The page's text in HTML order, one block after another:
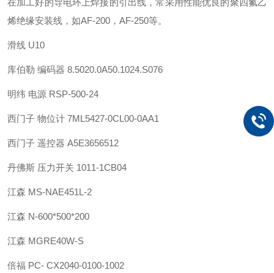
在加工好的导电环上焊接的引出线，常采用性能优良的聚四氟乙
烯绝缘安装线，如AF-200，AF-250等。
滑线 U10
库伯勒 编码器 8.5020.0A50.1024.S076
明纬 电源 RSP-500-24
西门子 物位计 7ML5427-0CL00-0AA1
西门子 遥控器 A5E3656512
丹佛斯 压力开关 1011-1CB04
江森 MS-NAE451L-2
江森 N-600*500*200
江森 MGRE40W-S
倍福 PC- CX2040-0100-1002